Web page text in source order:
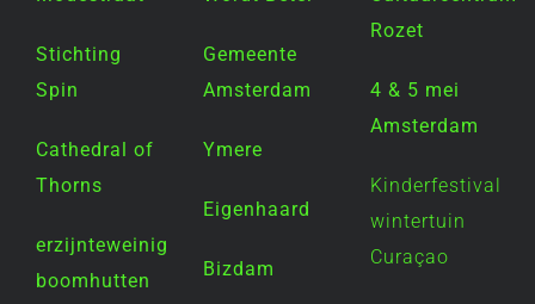
Stichting
Spin
Cathedral of
Thorns
erzijnteweinig
boomhutten
Gemeente
Amsterdam
Ymere
Eigenhaard
Bizdam
Rozet
4 & 5 mei
Amsterdam
Kinderfestival
wintertuin
Curaçao